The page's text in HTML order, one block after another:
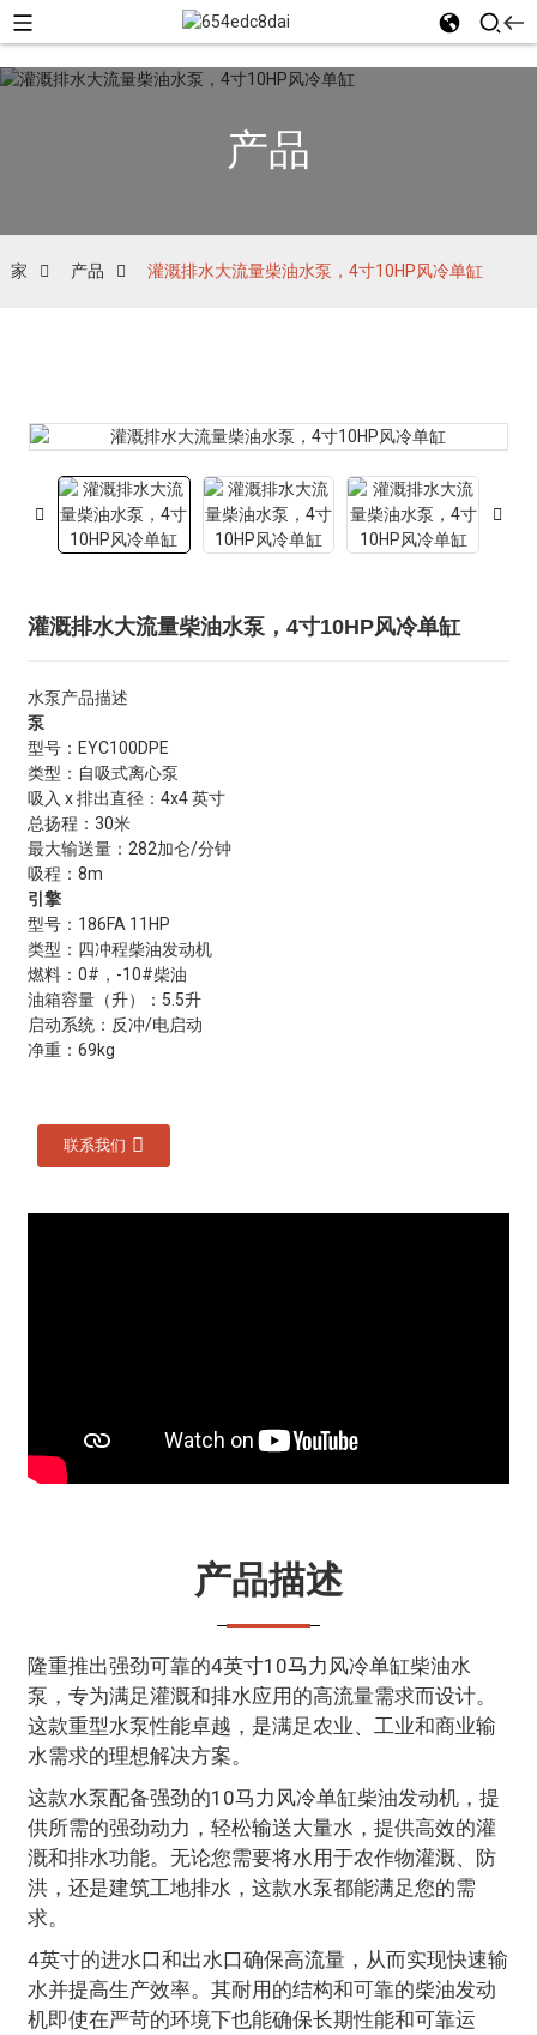
产品
家 产品 灌溉排水大流量柴油水泵，4寸10HP风冷单缸
灌溉排水大流量柴油水泵，4寸10HP风冷单缸
水泵产品描述
泵
型号：EYC100DPE
类型：自吸式离心泵
吸入 x 排出直径：4x4 英寸
总扬程：30米
最大输送量：282加仑/分钟
吸程：8m
引擎
型号：186FA 11HP
类型：四冲程柴油发动机
燃料：0#，-10#柴油
油箱容量（升）：5.5升
启动系统：反冲/电启动
净重：69kg
联系我们
产品描述
隆重推出强劲可靠的4英寸10马力风冷单缸柴油水
泵，专为满足灌溉和排水应用的高流量需求而设计。
这款重型水泵性能卓越，是满足农业、工业和商业输
水需求的理想解决方案。
这款水泵配备强劲的10马力风冷单缸柴油发动机，提
供所需的强劲动力，轻松输送大量水，提供高效的灌
溉和排水功能。无论您需要将水用于农作物灌溉、防
洪，还是建筑工地排水，这款水泵都能满足您的需
求。
4英寸的进水口和出水口确保高流量，从而实现快速输
水并提高生产效率。其耐用的结构和可靠的柴油发动
机即使在严苛的环境下也能确保长期性能和可靠运